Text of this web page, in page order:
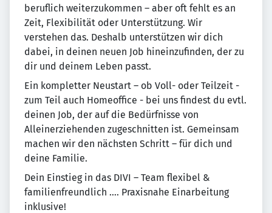
beruflich weiterzukommen – aber oft fehlt es an
Zeit, Flexibilität oder Unterstützung. Wir
verstehen das. Deshalb unterstützen wir dich
dabei, in deinen neuen Job hineinzufinden, der zu
dir und deinem Leben passt.
Ein kompletter Neustart – ob Voll- oder Teilzeit -
zum Teil auch Homeoffice - bei uns findest du evtl.
deinen Job, der auf die Bedürfnisse von
Alleinerziehenden zugeschnitten ist. Gemeinsam
machen wir den nächsten Schritt – für dich und
deine Familie.
Dein Einstieg in das DIVI – Team flexibel &
familienfreundlich …. Praxisnahe Einarbeitung
inklusive!